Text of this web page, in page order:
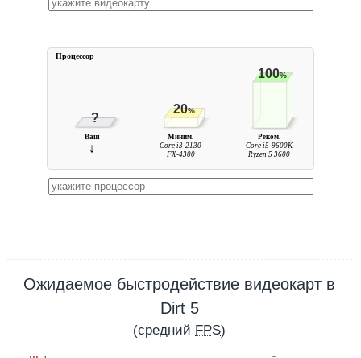
?
20%
100%
Ваш
↓
Миним.
Core i3-2130
FX-4300
Реком.
Core i5-9600K
Ryzen 5 3600
Процессор
Ожидаемое быстродействие видеокарт в
Dirt 5
(средний FPS)